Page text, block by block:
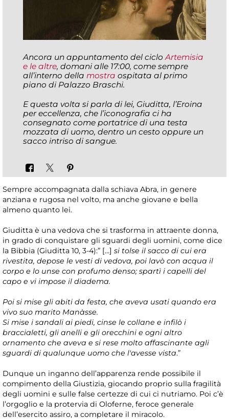
Ancora un appuntamento del cicloArtemisia
e le altre, domani alle 17:00, come sempre
all’interno della mostra ospitata al primo
piano di Palazzo Braschi.
E questa volta si parla di lei, Giuditta, l’Eroina
per eccellenza, che l’iconografia ci ha
consegnato come portatrice di una testa
mozzata di uomo, dentro un cesto oppure un
sacco intriso di sangue.
Sempre accompagnata dalla schiava Abra, in genere
anziana e rugosa nel volto, ma anche giovane e bella
almeno quanto lei.
Giuditta è una vedova che si trasforma in attraente donna,
in grado di conquistare gli sguardi degli uomini, come dice
la Bibbia (Giuditta 10, 3-4):” […] si tolse il sacco di cui era
rivestita, depose le vesti di vedova, poi lavò con acqua il
corpo e lo unse con profumo denso; spartì i capelli del
capo e vi impose il diadema.
Poi si mise gli abiti da festa, che aveva usati quando era
vivo suo marito Manàsse.
Si mise i sandali ai piedi, cinse le collane e infilò i
braccialetti, gli anelli e gli orecchini e ogni altro
ornamento che aveva e si rese molto affascinante agli
sguardi di qualunque uomo che l'avesse vista.”
Dunque un inganno dell’apparenza rende possibile il
compimento della Giustizia, giocando proprio sulla fragilità
degli uomini e sulle false certezze di cui ci nutriamo. Poi c’è
l’orgoglio e la protervia di Oloferne, feroce generale
dell’esercito assiro, a completare il miracolo.